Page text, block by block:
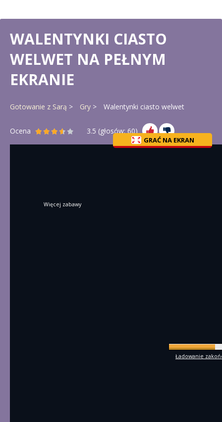
WALENTYNKI CIASTO
WELWET NA PEŁNYM
EKRANIE
Gotowanie z Sarą Gry Walentynki ciasto welwet
Ocena 3.5 (głosów:60)
GRAĆ NA EKRAN
Więcej zabawy
Ładowanie